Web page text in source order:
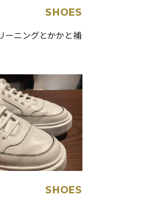
SHOES
ーニングとかかと補
SHOES